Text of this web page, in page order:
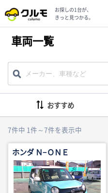
お探しの1台が、
きっと見つかる。
車両一覧
7件中 1件～7件を表示中
おすすめ
ホンダ Ｎ−ＯＮＥ